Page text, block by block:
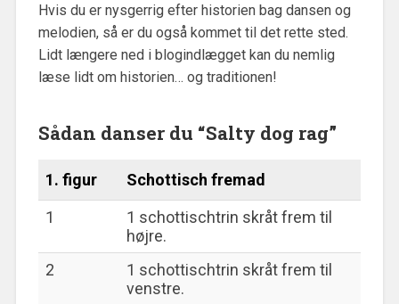
Hvis du er nysgerrig efter historien bag dansen og
melodien, så er du også kommet til det rette sted.
Lidt længere ned i blogindlægget kan du nemlig
læse lidt om historien… og traditionen!
Sådan danser du “Salty dog rag”
1. figur
Schottisch fremad
1
1 schottischtrin skråt frem til
højre.
2
1 schottischtrin skråt frem til
venstre.